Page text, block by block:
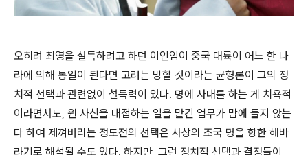
오히려 최영을 설득하려고 하던 이인임이 중국 대륙이 어느 한 나
라에 의해 통일이 된다면 고려는 망할 것이라는 균형론이 그의 정
치적 선택과 관련없이 설득력이 있다. 명에 사대를 하는 게 치욕적
이라면서도, 원 사신을 대접하는 일을 맡긴 업무가 맘에 들지 않는
다 하여 제껴버리는 정도전의 선택은 사상의 조국 명을 향한 해바
라기로 해석될 수도 있다. 하지만, 그런 정치적 선택과 결정들이,